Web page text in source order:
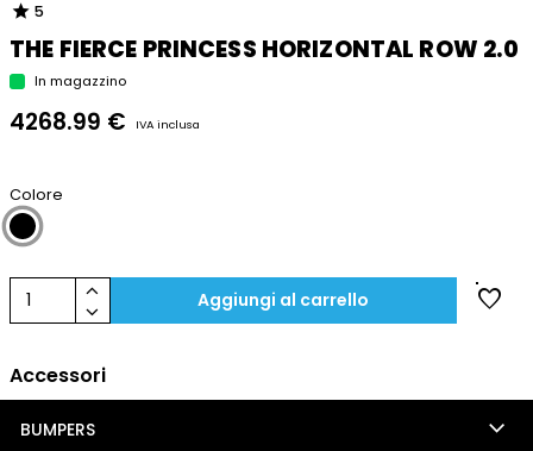
star 5
THE FIERCE PRINCESS HORIZONTAL ROW 2.0
In magazzino
4268.99 € IVA inclusa
Colore
1 keyboard_arrow_up
keyboard_arrow_down Aggiungi al carrello favorite
Accessori
BUMPERS keyboard_arrow_down